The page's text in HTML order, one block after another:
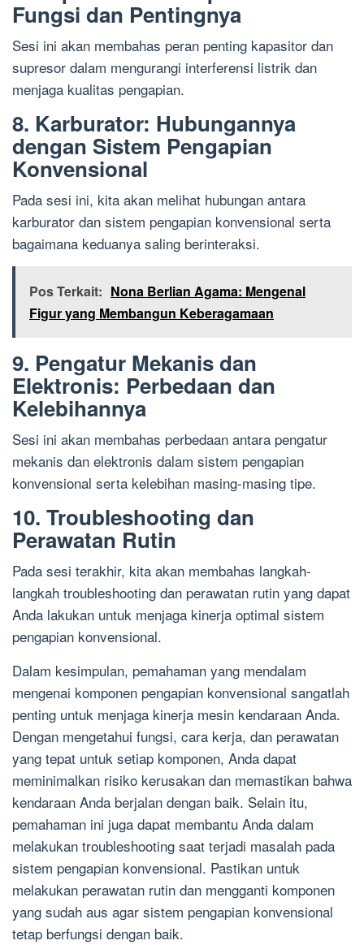
Fungsi dan Pentingnya
Sesi ini akan membahas peran penting kapasitor dan
supresor dalam mengurangi interferensi listrik dan
menjaga kualitas pengapian.
8. Karburator: Hubungannya
dengan Sistem Pengapian
Konvensional
Pada sesi ini, kita akan melihat hubungan antara
karburator dan sistem pengapian konvensional serta
bagaimana keduanya saling berinteraksi.
Pos Terkait: Nona Berlian Agama: Mengenal
Figur yang Membangun Keberagamaan
9. Pengatur Mekanis dan
Elektronis: Perbedaan dan
Kelebihannya
Sesi ini akan membahas perbedaan antara pengatur
mekanis dan elektronis dalam sistem pengapian
konvensional serta kelebihan masing-masing tipe.
10. Troubleshooting dan
Perawatan Rutin
Pada sesi terakhir, kita akan membahas langkah-
langkah troubleshooting dan perawatan rutin yang dapat
Anda lakukan untuk menjaga kinerja optimal sistem
pengapian konvensional.
Dalam kesimpulan, pemahaman yang mendalam
mengenai komponen pengapian konvensional sangatlah
penting untuk menjaga kinerja mesin kendaraan Anda.
Dengan mengetahui fungsi, cara kerja, dan perawatan
yang tepat untuk setiap komponen, Anda dapat
meminimalkan risiko kerusakan dan memastikan bahwa
kendaraan Anda berjalan dengan baik. Selain itu,
pemahaman ini juga dapat membantu Anda dalam
melakukan troubleshooting saat terjadi masalah pada
sistem pengapian konvensional. Pastikan untuk
melakukan perawatan rutin dan mengganti komponen
yang sudah aus agar sistem pengapian konvensional
tetap berfungsi dengan baik.